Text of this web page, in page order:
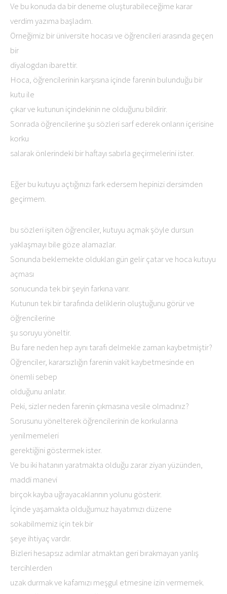
Ve bu konuda da bir deneme oluşturabileceğime karar
verdim yazıma başladım.
Örneğimiz bir üniversite hocası ve öğrencileri arasında geçen
bir
diyalogdan ibarettir.
Hoca, öğrencilerinin karşısına içinde farenin bulunduğu bir
kutu ile
çıkar ve kutunun içindekinin ne olduğunu bildirir.
Sonrada öğrencilerine şu sözleri sarf ederek onların içerisine
korku
salarak önlerindeki bir haftayı sabırla geçirmelerini ister.
Eğer bu kutuyu açtığınızı fark edersem hepinizi dersimden
geçirmem.
bu sözleri işiten öğrenciler, kutuyu açmak şöyle dursun
yaklaşmayı bile göze alamazlar.
Sonunda beklemekte oldukları gün gelir çatar ve hoca kutuyu
açması
sonucunda tek bir şeyin farkına varır.
Kutunun tek bir tarafında deliklerin oluştuğunu görür ve
öğrencilerine
şu soruyu yöneltir.
Bu fare neden hep aynı tarafı delmekle zaman kaybetmiştir?
Öğrenciler, kararsızlığın farenin vakit kaybetmesinde en
önemli sebep
olduğunu anlatır.
Peki, sizler neden farenin çıkmasına vesile olmadınız?
Sorusunu yönelterek öğrencilerinin de korkularına
yenilmemeleri
gerektiğini göstermek ister.
Ve bu iki hatanın yaratmakta olduğu zarar ziyan yüzünden,
maddi manevi
birçok kayba uğrayacaklarının yolunu gösterir.
İçinde yaşamakta olduğumuz hayatımızı düzene
sokabilmemiz için tek bir
şeye ihtiyaç vardır.
Bizleri hesapsız adımlar atmaktan geri bırakmayan yanlış
tercihlerden
uzak durmak ve kafamızı meşgul etmesine izin vermemek.